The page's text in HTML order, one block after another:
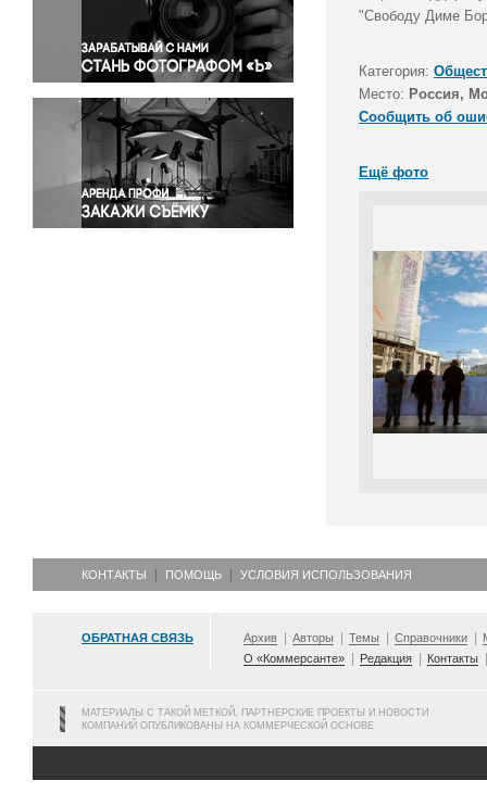
Правосудие
Происшествия и конфликты
Религия
Светская жизнь
Спорт
Экология
Экономика и бизнес
"Свободу Диме
Категория:
Место: Россия,
Сообщить об
Ещё фото
КОНТАКТЫ ПОМОЩЬ УСЛОВИЯ ИСПОЛЬЗОВАНИЯ
ОБРАТНАЯ СВЯЗЬ Архив Авторы Темы Справочники
О «Коммерсанте»
Редакция Контакты
МАТЕРИАЛЫ С ТАКОЙ МЕТКОЙ, ПАРТНЕРСКИЕ ПРОЕКТЫ И НОВОСТИ
КОМПАНИЙ ОПУБЛИКОВАНЫ НА КОММЕРЧЕСКОЙ ОСНОВЕ